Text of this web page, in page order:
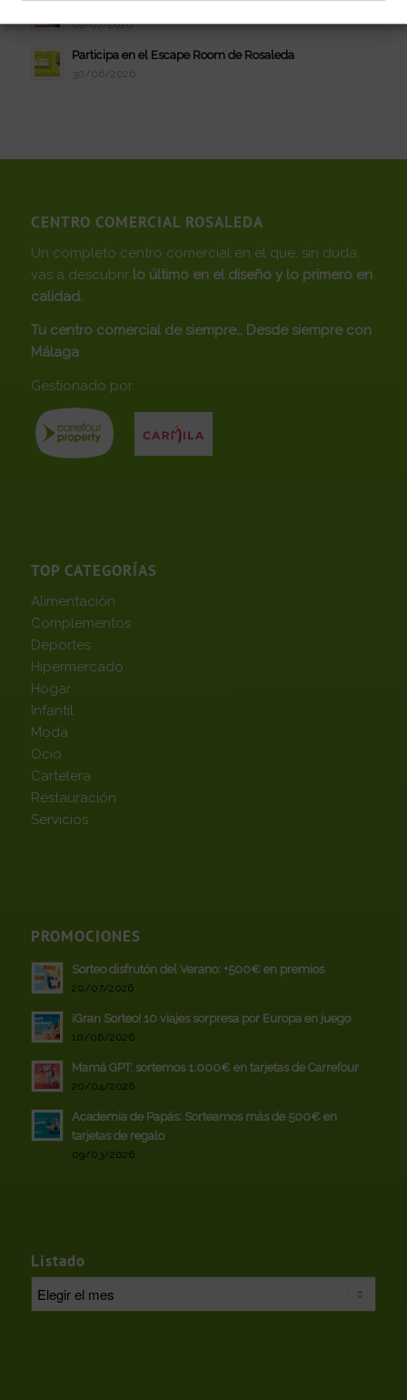
01/07/2026
Participa en el Escape Room de Rosaleda
30/06/2026
CENTRO COMERCIAL ROSALEDA
Un completo centro comercial en el que, sin duda,
vas a descubrir lo último en el diseño y lo primero en
calidad.
Tu centro comercial de siempre… Desde siempre con
Málaga
Gestionado por
TOP CATEGORÍAS
Alimentación
Complementos
Deportes
Hipermercado
Hogar
Infantil
Moda
Ocio
Cartelera
Restauración
Servicios
PROMOCIONES
Sorteo disfrutón del Verano: +500€ en premios
20/07/2026
¡Gran Sorteo! 10 viajes sorpresa por Europa en juego
10/06/2026
Mamá GPT: sortemos 1.000€ en tarjetas de Carrefour
20/04/2026
Academia de Papás: Sorteamos más de 500€ en
tarjetas de regalo
09/03/2026
Listado